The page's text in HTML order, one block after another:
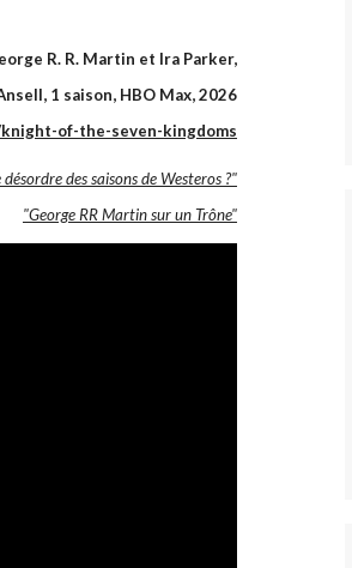
R. R. Martin et Ira Parker,
1 saison, HBO Max, 2026
of-the-seven-kingdoms
des saisons de Westeros ?"
"George RR Martin sur un Trône"